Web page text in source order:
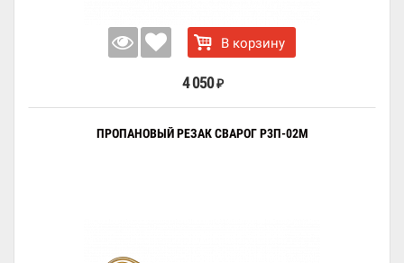
В корзину
4 050 ₽
ПРОПАНОВЫЙ РЕЗАК СВАРОГ Р3П-02М